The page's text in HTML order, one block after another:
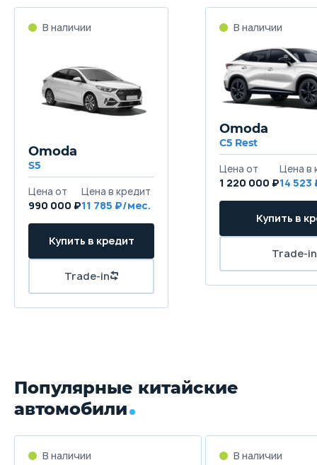
Omoda
S5
990 000 ₽11 785
Omoda
C5 Rest
1 220 000 ₽14 523
Популярные китайские
автомобили